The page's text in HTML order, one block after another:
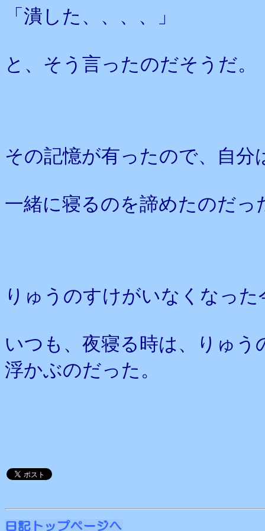
「潰した、、、、」
と、そう言ったのだそうだ。
その記憶が有ったので、自
一緒に寝るのを諦めたのだっ
りゅうのすけがいなくなった
いつも、夜寝る時は、りゅ
浮かぶのだった。